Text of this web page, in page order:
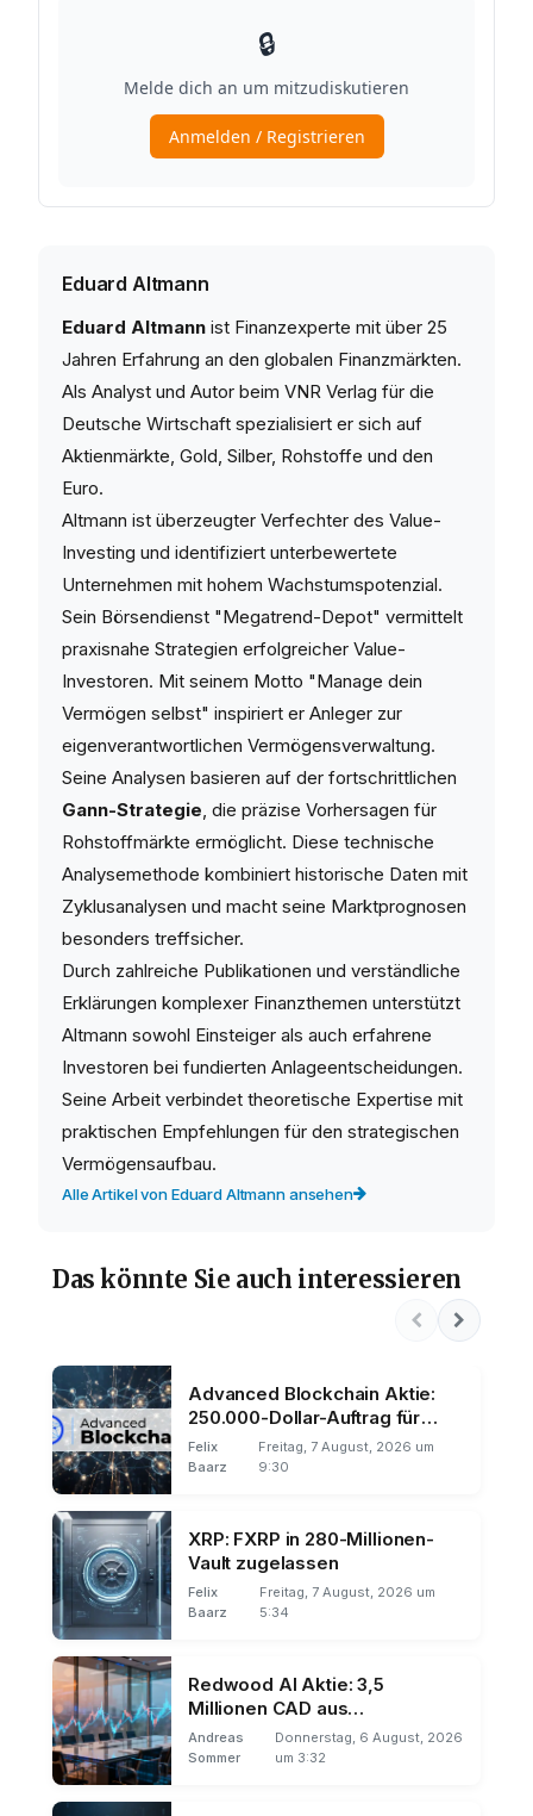
Eduard Altmann
Eduard Altmann ist Finanzexperte mit über 25
Jahren Erfahrung an den globalen Finanzmärkten.
Als Analyst und Autor beim VNR Verlag für die
Deutsche Wirtschaft spezialisiert er sich auf
Aktienmärkte, Gold, Silber, Rohstoffe und den
Euro.
Altmann ist überzeugter Verfechter des Value-
Investing und identifiziert unterbewertete
Unternehmen mit hohem Wachstumspotenzial.
Sein Börsendienst "Megatrend-Depot" vermittelt
praxisnahe Strategien erfolgreicher Value-
Investoren. Mit seinem Motto "Manage dein
Vermögen selbst" inspiriert er Anleger zur
eigenverantwortlichen Vermögensverwaltung.
Seine Analysen basieren auf der fortschrittlichen
Gann-Strategie , die präzise Vorhersagen für
Rohstoffmärkte ermöglicht. Diese technische
Analysemethode kombiniert historische Daten mit
Zyklusanalysen und macht seine Marktprognosen
besonders treffsicher.
Durch zahlreiche Publikationen und verständliche
Erklärungen komplexer Finanzthemen unterstützt
Altmann sowohl Einsteiger als auch erfahrene
Investoren bei fundierten Anlageentscheidungen.
Seine Arbeit verbindet theoretische Expertise mit
praktischen Empfehlungen für den strategischen
Vermögensaufbau.
Alle Artikel von Eduard Altmann ansehen
Das könnte Sie auch interessieren
Advanced Blockchain Aktie:
250.000-Dollar-Auftrag für
Silencio
Felix
Baarz
Freitag, 7 August, 2026 um
9:30
XRP: FXRP in 280-Millionen-
Vault zugelassen
Felix
Baarz
Freitag, 7 August, 2026 um
5:34
Redwood AI Aktie: 3,5
Millionen CAD aus
Privatplatzierung
Andreas
Sommer
Donnerstag, 6 August, 2026
um 3:32